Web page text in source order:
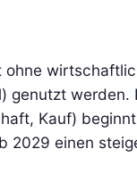
werden.
Kauf)
einen